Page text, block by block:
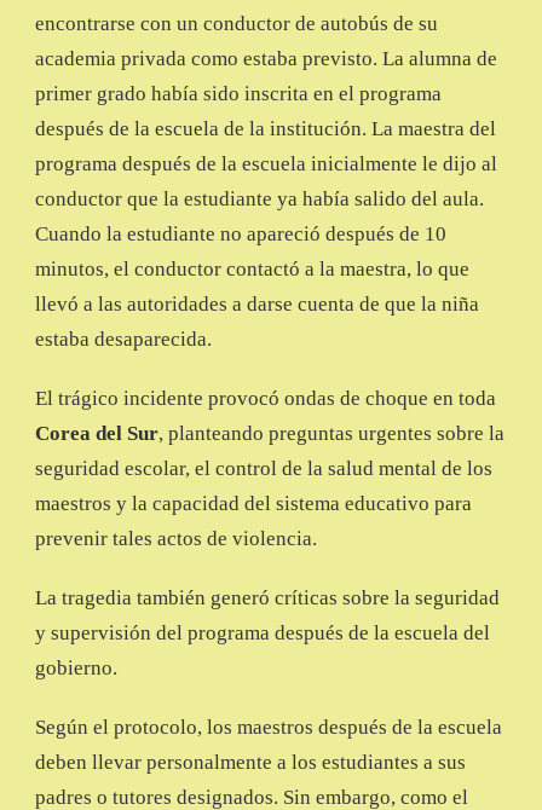
encontrarse con un conductor de autobús de su
academia privada como estaba previsto. La alumna de
primer grado había sido inscrita en el programa
después de la escuela de la institución. La maestra del
programa después de la escuela inicialmente le dijo al
conductor que la estudiante ya había salido del aula.
Cuando la estudiante no apareció después de 10
minutos, el conductor contactó a la maestra, lo que
llevó a las autoridades a darse cuenta de que la niña
estaba desaparecida.
El trágico incidente provocó ondas de choque en toda
Corea del Sur, planteando preguntas urgentes sobre la
seguridad escolar, el control de la salud mental de los
maestros y la capacidad del sistema educativo para
prevenir tales actos de violencia.
La tragedia también generó críticas sobre la seguridad
y supervisión del programa después de la escuela del
gobierno.
Según el protocolo, los maestros después de la escuela
deben llevar personalmente a los estudiantes a sus
padres o tutores designados. Sin embargo, como el